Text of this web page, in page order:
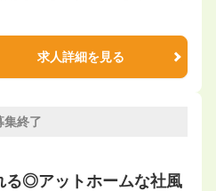
求人詳細を見る
集終了
る◎アットホームな社風